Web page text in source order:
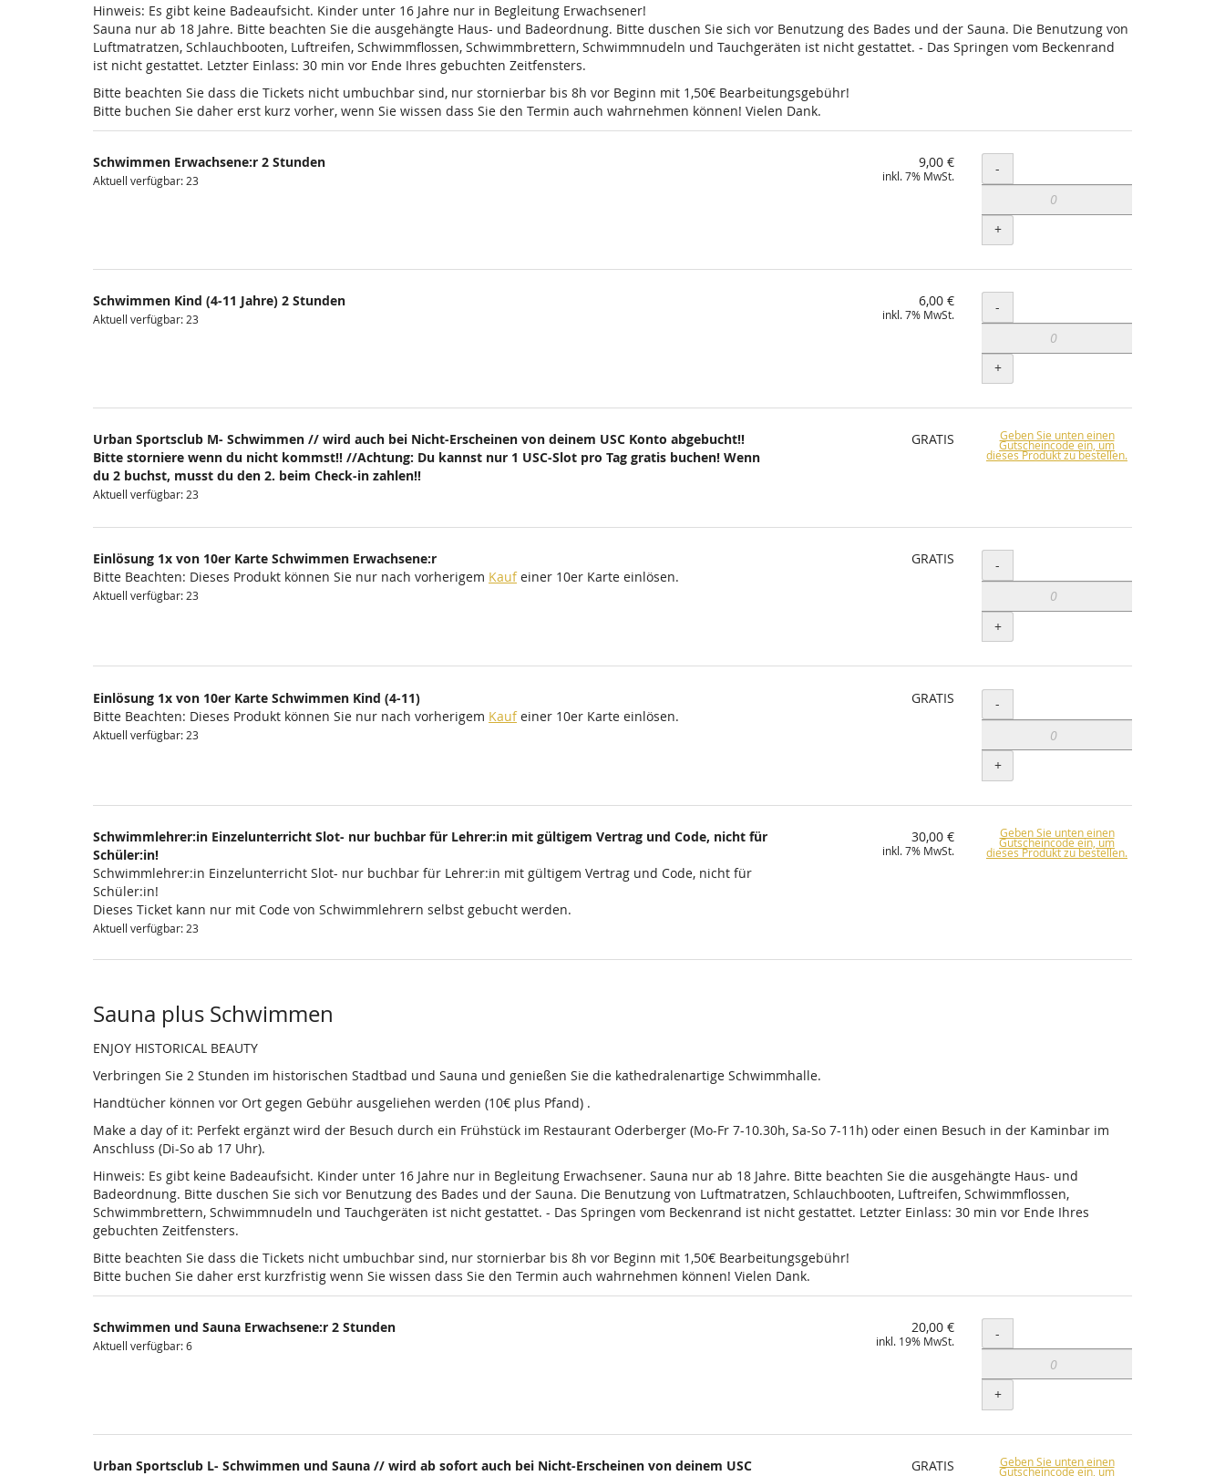
Hinweis: Es gibt keine Badeaufsicht. Kinder unter 16 Jahre nur in Begleitung Erwachsener!
Sauna nur ab 18 Jahre. Bitte beachten Sie die ausgehängte Haus- und Badeordnung. Bitte duschen Sie sich vor Benutzung des Bades und der Sauna. Die Benutzung von
Luftmatratzen, Schlauchbooten, Luftreifen, Schwimmflossen, Schwimmbrettern, Schwimmnudeln und Tauchgeräten ist nicht gestattet. - Das Springen vom Beckenrand
ist nicht gestattet. Letzter Einlass: 30 min vor Ende Ihres gebuchten Zeitfensters.
Bitte beachten Sie dass die Tickets nicht umbuchbar sind, nur stornierbar bis 8h vor Beginn mit 1,50€ Bearbeitungsgebühr!
Bitte buchen Sie daher erst kurz vorher, wenn Sie wissen dass Sie den Termin auch wahrnehmen können! Vielen Dank.
Schwimmen Erwachsene:r 2 Stunden
Aktuell verfügbar: 23
9,00 €
inkl. 7% MwSt. Menge
-
+
Schwimmen Kind (4-11 Jahre) 2 Stunden
Aktuell verfügbar: 23
6,00 €
inkl. 7% MwSt. Menge
-
+
Urban Sportsclub M- Schwimmen // wird auch bei Nicht-Erscheinen von deinem USC Konto abgebucht!!
Bitte storniere wenn du nicht kommst!! //Achtung: Du kannst nur 1 USC-Slot pro Tag gratis buchen! Wenn
du 2 buchst, musst du den 2. beim Check-in zahlen!!
Aktuell verfügbar: 23
GRATIS Geben Sie unten einen
Gutscheincode ein, um
dieses Produkt zu bestellen.
Einlösung 1x von 10er Karte Schwimmen Erwachsene:r
Bitte Beachten: Dieses Produkt können Sie nur nach vorherigem Kaufeiner 10er Karte einlösen.
Aktuell verfügbar: 23
GRATIS Menge
-
+
Einlösung 1x von 10er Karte Schwimmen Kind (4-11)
Bitte Beachten: Dieses Produkt können Sie nur nach vorherigem Kaufeiner 10er Karte einlösen.
Aktuell verfügbar: 23
GRATIS Menge
-
+
Schwimmlehrer:in Einzelunterricht Slot- nur buchbar für Lehrer:in mit gültigem Vertrag und Code, nicht für
Schüler:in!
Schwimmlehrer:in Einzelunterricht Slot- nur buchbar für Lehrer:in mit gültigem Vertrag und Code, nicht für
Schüler:in!
Dieses Ticket kann nur mit Code von Schwimmlehrern selbst gebucht werden.
Aktuell verfügbar: 23
30,00 €
inkl. 7% MwSt.
Geben Sie unten einen
Gutscheincode ein, um
dieses Produkt zu bestellen.
Sauna plus Schwimmen
ENJOY HISTORICAL BEAUTY
Verbringen Sie 2 Stunden im historischen Stadtbad und Sauna und genießen Sie die kathedralenartige Schwimmhalle.
Handtücher können vor Ort gegen Gebühr ausgeliehen werden (10€ plus Pfand) .
Make a day of it: Perfekt ergänzt wird der Besuch durch ein Frühstück im Restaurant Oderberger (Mo-Fr 7-10.30h, Sa-So 7-11h) oder einen Besuch in der Kaminbar im
Anschluss (Di-So ab 17 Uhr).
Hinweis: Es gibt keine Badeaufsicht. Kinder unter 16 Jahre nur in Begleitung Erwachsener. Sauna nur ab 18 Jahre. Bitte beachten Sie die ausgehängte Haus- und
Badeordnung. Bitte duschen Sie sich vor Benutzung des Bades und der Sauna. Die Benutzung von Luftmatratzen, Schlauchbooten, Luftreifen, Schwimmflossen,
Schwimmbrettern, Schwimmnudeln und Tauchgeräten ist nicht gestattet. - Das Springen vom Beckenrand ist nicht gestattet. Letzter Einlass: 30 min vor Ende Ihres
gebuchten Zeitfensters.
Bitte beachten Sie dass die Tickets nicht umbuchbar sind, nur stornierbar bis 8h vor Beginn mit 1,50€ Bearbeitungsgebühr!
Bitte buchen Sie daher erst kurzfristig wenn Sie wissen dass Sie den Termin auch wahrnehmen können! Vielen Dank.
Schwimmen und Sauna Erwachsene:r 2 Stunden
Aktuell verfügbar: 6
20,00 €
inkl. 19% MwSt. Menge
-
+
Urban Sportsclub L- Schwimmen und Sauna // wird ab sofort auch bei Nicht-Erscheinen von deinem USC
GRATIS Geben Sie unten einen
Gutscheincode ein, um